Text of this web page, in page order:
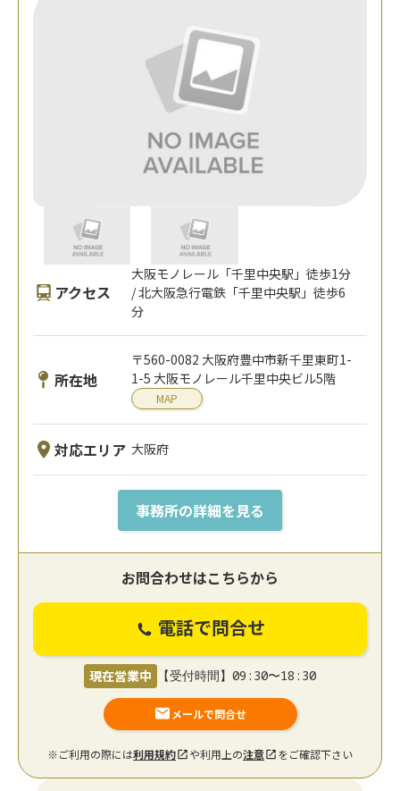
アクセス
大阪モノレール「千里中央駅」徒歩1分
/ 北大阪急行電鉄「千里中央駅」徒歩6
分
所在地
〒560-0082 大阪府豊中市新千里東町1-
1-5 大阪モノレール千里中央ビル5階
MAP
対応エリア 大阪府
事務所の詳細を見る
お問合わせはこちらから
電話で問合せ
現在営業中 【受付時間】09:30〜18:30
メールで問合せ
※ご利用の際には利用規約 や利用上の注意 をご確認下さい